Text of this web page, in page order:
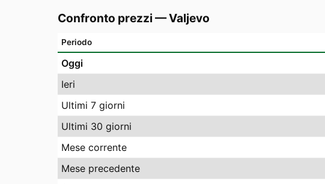
Confronto prezzi —Valjevo
Periodo
Oggi
Ieri
Ultimi 7 giorni
Ultimi 30 giorni
Mese corrente
Mese precedente